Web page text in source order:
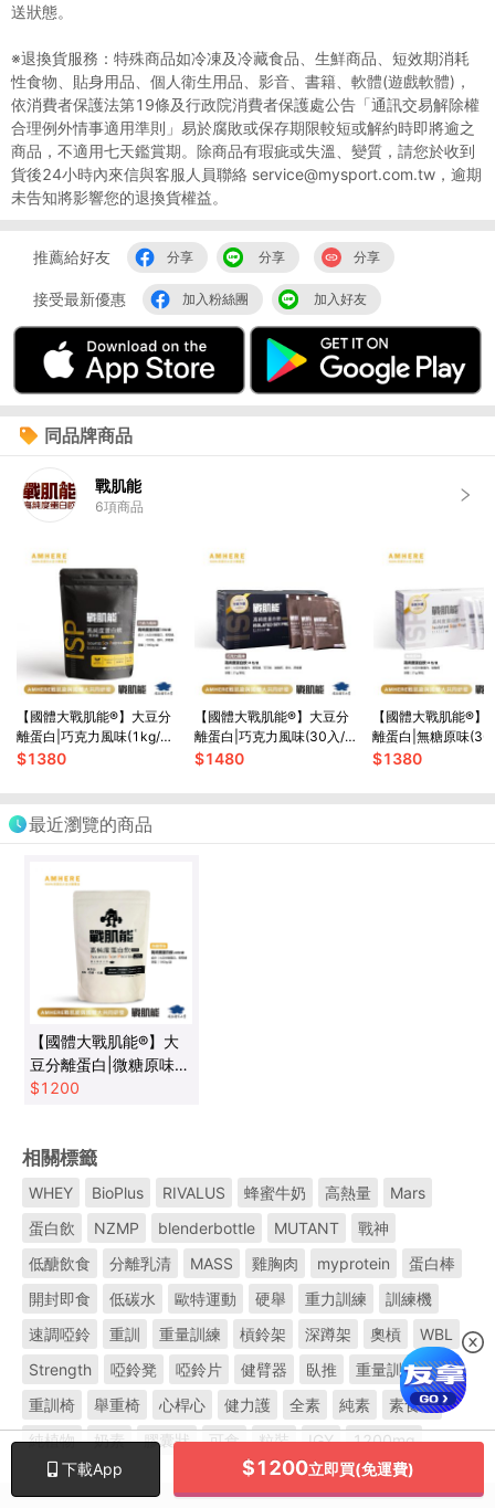
送狀態。
※退換貨服務：特殊商品如冷凍及冷藏食品、生鮮商品、短效期消耗
性食物、貼身用品、個人衛生用品、影音、書籍、軟體(遊戲軟體)，
依消費者保護法第19條及行政院消費者保護處公告「通訊交易解除權
合理例外情事適用準則」易於腐敗或保存期限較短或解約時即將逾之
商品，不適用七天鑑賞期。除商品有瑕疵或失溫、變質，請您於收到
貨後24小時內來信與客服人員聯絡 service@mysport.com.tw，逾期
未告知將影響您的退換貨權益。
推薦給好友 分享 分享 分享
接受最新優惠 加入粉絲團 加入好友
同品牌商品
戰肌能
6項商品
【國體大戰肌能®】大豆分
離蛋白|巧克力風味(1kg/
袋，內含33份)|現貨品牌直
$1380
【國體大戰肌能®】大豆分
離蛋白|巧克力風味(30入/
盒)|現貨原廠直售
$1480
【國體大戰肌能®】
離蛋白|無糖原味(30
現貨品牌直營
$1380
最近瀏覽的商品
【國體大戰肌能®】大
豆分離蛋白|微糖原味
(1kg/袋，內含25份)|
$1200
下載App $1200立即買(免運費)
相關標籤
WHEY BioPlus RIVALUS 蜂蜜牛奶 高熱量
Mars
蛋白飲
NZMP blenderbottle MUTANT
戰神
低醣飲食
分離乳清 MASS 雞胸肉 myprotein
蛋白棒
開封即食
低碳水 歐特運動 硬舉 重力訓練
訓練機
速調啞鈴
重訓 重量訓練 槓鈴架 深蹲架 奧槓
WBL
Strength
啞鈴凳 啞鈴片 健臂器 臥推
重量訓練機
重訓椅
舉重椅 心桿心 健力護 全素 純素
素食者
純植物
奶素 膠囊狀 可食 粒裝 IGY 1200mg